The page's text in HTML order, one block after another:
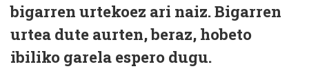
bigarren urtekoez ari naiz. Bigarren
urtea dute aurten, beraz, hobeto
ibiliko garela espero dugu.